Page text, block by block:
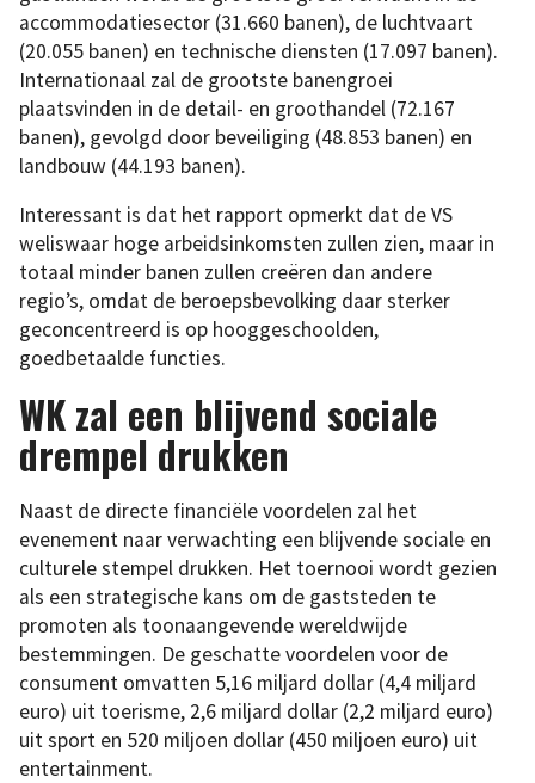
accommodatiesector (31.660 banen), de luchtvaart
(20.055 banen) en technische diensten (17.097 banen).
Internationaal zal de grootste banengroei
plaatsvinden in de detail- en groothandel (72.167
banen), gevolgd door beveiliging (48.853 banen) en
landbouw (44.193 banen).
Interessant is dat het rapport opmerkt dat de VS
weliswaar hoge arbeidsinkomsten zullen zien, maar in
totaal minder banen zullen creëren dan andere
regio’s, omdat de beroepsbevolking daar sterker
geconcentreerd is op hooggeschoolden,
goedbetaalde functies.
WK zal een blijvend sociale
drempel drukken
Naast de directe financiële voordelen zal het
evenement naar verwachting een blijvende sociale en
culturele stempel drukken. Het toernooi wordt gezien
als een strategische kans om de gaststeden te
promoten als toonaangevende wereldwijde
bestemmingen. De geschatte voordelen voor de
consument omvatten 5,16 miljard dollar (4,4 miljard
euro) uit toerisme, 2,6 miljard dollar (2,2 miljard euro)
uit sport en 520 miljoen dollar (450 miljoen euro) uit
entertainment.